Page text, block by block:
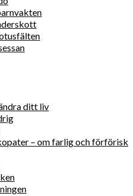
ditt liv
– om farlig och förförisk